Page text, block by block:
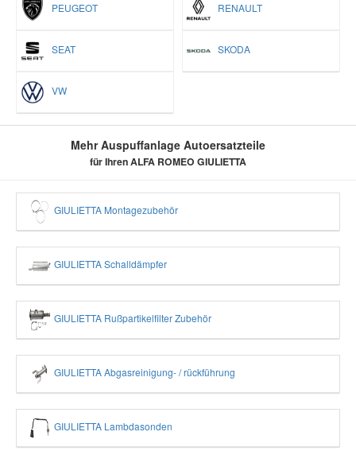
PEUGEOT RENAULT
SEAT SKODA
VW
Mehr Auspuffanlage Autoersatzteile
für Ihren ALFA ROMEO GIULIETTA
GIULIETTA Montagezubehör
GIULIETTA Schalldämpfer
GIULIETTA Rußpartikelfilter Zubehör
GIULIETTA Abgasreinigung- / rückführung
GIULIETTA Lambdasonden